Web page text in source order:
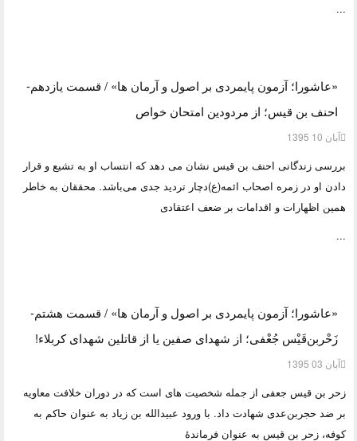
...
«عاشورا؛ آزمون پایمردی بر اصول و آرمان ها» / قسمت یازدهم-
احنف بن قیس؛ از مردودین امتحان خواص
آبان 10 1395
بررسی زندگانی احنف بن قیس نشان می دهد که انتساب او به تشیع و قرار
دادن او در زمره اصحاب ائمه(ع)دچار تردید جدی می‌باشد. محققان به خاطر
همین اظهارات و اقدامات بر ضعف اعتقادی
...
«عاشورا؛ آزمون پایمردی بر اصول و آرمان ها» / قسمت هشتم-
زَحْر‌بن‌قَیْس جُعْفی؛ از شهدای صفین یا از قاتلین شهدای کربلاء!
آبان 03 1395
زحر بن قیس جعفی از جمله شخصیت های است که در دوران خلافت معاویه
بر ضد حجربن‌عدی شهادت داد. با ورود عبیدالله بن زیاد به عنوان حاکم به
کوفه، زحر بن قیس به عنوان فرماندۀ